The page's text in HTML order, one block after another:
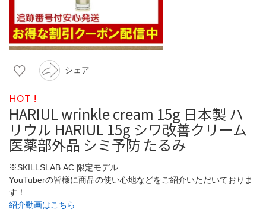
シェア
HOT !
HARIUL wrinkle cream 15g 日本製 ハ
リウル HARIUL 15g シワ改善クリーム
医薬部外品 シミ予防 たるみ
※SKILLSLAB.AC 限定モデル
YouTuberの皆様に商品の使い心地などをご紹介いただいておりま
す！
紹介動画はこちら